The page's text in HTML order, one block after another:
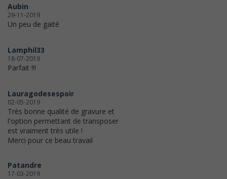
Aubin
29-11-2019
Un peu de gaité
Lamphil33
18-07-2019
Parfait !!!
Lauragodesespoir
02-05-2019
Très bonne qualité de gravure et
l'option permettant de transposer
est vraiment très utile !
Merci pour ce beau travail
Patandre
17-03-2019